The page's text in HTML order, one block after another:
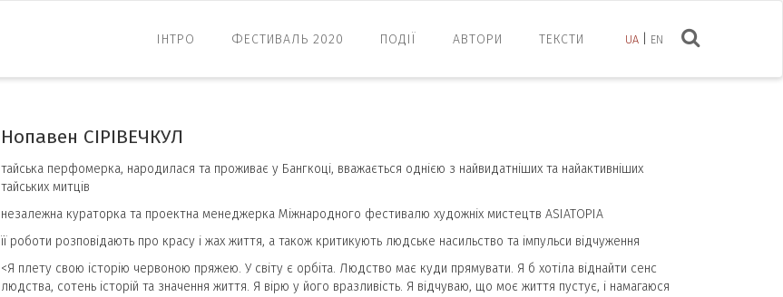
UA EN
ІНТРО ФЕСТИВАЛЬ 2020 ПОДІЇ АВТОРИ ТЕКСТИ
Нопавен СІРІВЕЧКУЛ
тайська перфомерка, народилася та проживає у Бангкоці, вважається однією з найвидатніших та найактивніших
тайських митців
незалежна кураторка та проектна менеджерка Міжнародного фестивалю художніх мистецтв ASIATOPIA
її роботи розповідають про красу і жах життя, а також критикують людське насильство та імпульси відчуження
<Я плету свою історію червоною пряжею. У світу є орбіта. Людство має куди прямувати. Я б хотіла віднайти сенс
людства, сотень історій та значення життя. Я вірю у його вразливість. Я відчуваю, що моє життя пустує, і намагаюся